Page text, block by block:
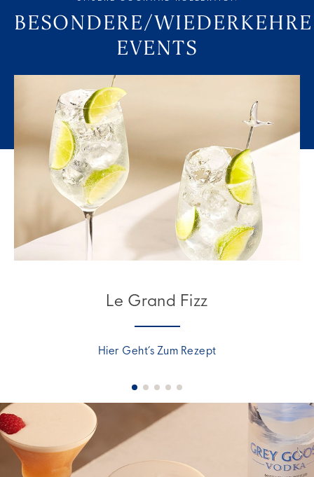
BESONDERE/
EVENTS
Le Grand Fizz
Hier Geht’s Zum Rezept